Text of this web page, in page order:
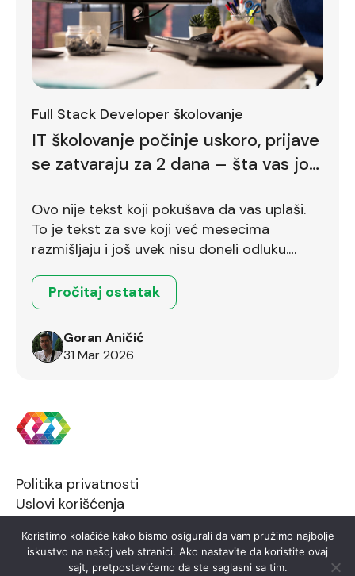
Full Stack Developer školovanje
IT školovanje počinje uskoro, prijave
se zatvaraju za 2 dana – šta vas još
Ovo nije tekst koji pokušava da vas uplaši.
To je tekst za sve koji već mesecima
razmišljaju i još uvek nisu doneli odluku.
Pročitaj ostatak
Goran Aničić
31 Mar 2026
Politika privatnosti
Uslovi korišćenja
2026 © FTN Informatika
Koristimo kolačiće kako bismo osigurali da vam pružimo najbolje
iskustvo na našoj veb stranici. Ako nastavite da koristite ovaj
sajt, pretpostavićemo da ste saglasni sa tim.